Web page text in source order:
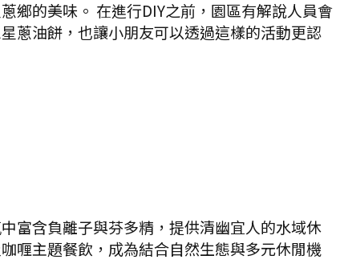
鄉的美味。 在進行DIY之前，園區有解說人員會
蔥油餅，也讓小朋友可以透過這樣的活動更認
富含負離子與芬多精，提供清幽宜人的水域休
喱主題餐飲，成為結合自然生態與多元休閒機